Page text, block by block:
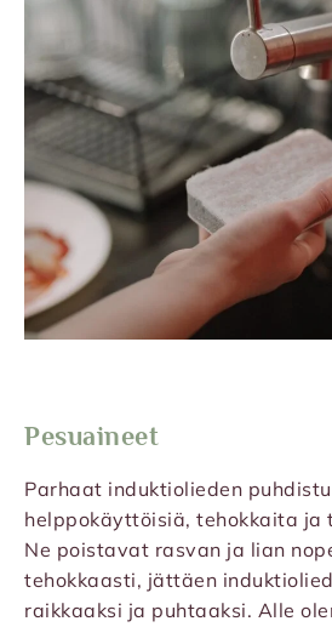
Pesuaineet
Parhaat induktiolieden
helppokäyttöisiä, tehokkaita
Ne poistavat rasvan ja lian
tehokkaasti, jättäen
raikkaaksi ja puhtaaksi. Alle